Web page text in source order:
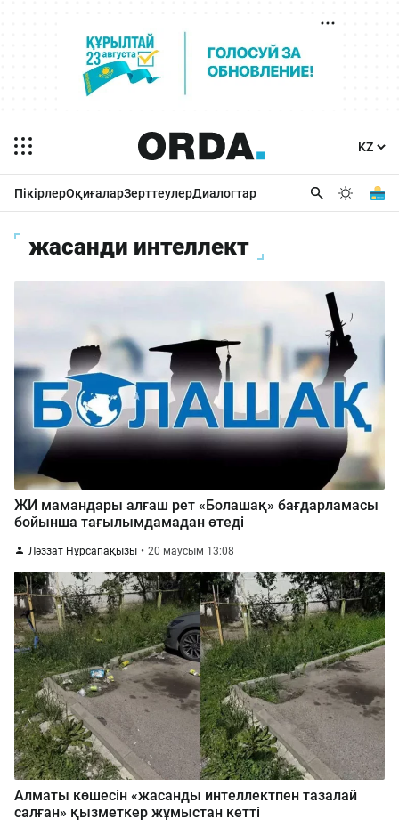
ПікірлерОқиғаларЗерттеулерДиалогтар
жасанди интеллект
ЖИ мамандары алғаш рет «Болашақ» бағдарламасы
бойынша тағылымдамадан өтеді
Ләззат Нұрсапақызы 20 маусым 13:08
Алматы көшесін «жасанды интеллектпен тазалай
салған» қызметкер жұмыстан кетті